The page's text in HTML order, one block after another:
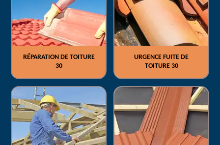
RÉPARATION DE TOITURE
30
URGENCE FUITE DE
TOITURE 30